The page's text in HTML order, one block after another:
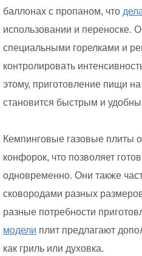
баллонах с пропаном, что
использовании и переноске.
специальными горелками и
контролировать
этому, приготовление пищи
становится быстрым и
Кемпинговые газовые плиты
конфорок, что позволяет
одновременно. Они также
сковородами разных
разные потребности
модели плит предлагают
как гриль или духовка.